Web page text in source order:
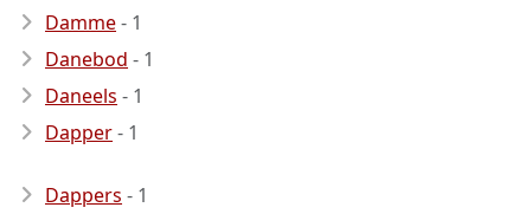
Damme- 1
Danebod - 1
Daneels - 1
Dapper- 1
Dappers - 1